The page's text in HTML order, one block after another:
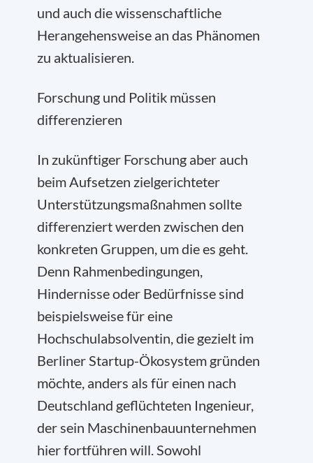
und auch die wissenschaftliche
Herangehensweise an das Phänomen
zu aktualisieren.
Forschung und Politik müssen
differenzieren
In zukünftiger Forschung aber auch
beim Aufsetzen zielgerichteter
Unterstützungsmaßnahmen sollte
differenziert werden zwischen den
konkreten Gruppen, um die es geht.
Denn Rahmenbedingungen,
Hindernisse oder Bedürfnisse sind
beispielsweise für eine
Hochschulabsolventin, die gezielt im
Berliner Startup-Ökosystem gründen
möchte, anders als für einen nach
Deutschland geflüchteten Ingenieur,
der sein Maschinenbauunternehmen
hier fortführen will. Sowohl